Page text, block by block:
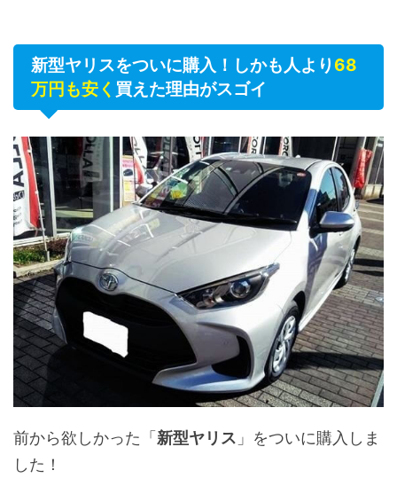
新型ヤリスをついに購入！しかも人より 68
万円も安く 買えた理由がスゴイ
前から欲しかった「新型ヤリス 」をついに購入しま
した！